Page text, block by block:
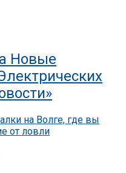
Новые